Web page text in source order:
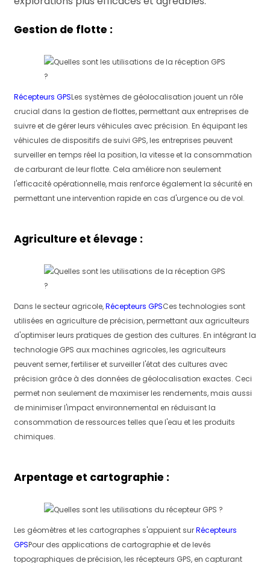
Gestion de flotte :
Récepteurs GPSLes systèmes de géolocalisation jouent un rôle
crucial dans la gestion de flottes, permettant aux entreprises de
suivre et de gérer leurs véhicules avec précision. En équipant les
véhicules de dispositifs de suivi GPS, les entreprises peuvent
surveiller en temps réel la position, la vitesse et la consommation
de carburant de leur flotte. Cela améliore non seulement
l'efficacité opérationnelle, mais renforce également la sécurité en
permettant une intervention rapide en cas d'urgence ou de vol.
Agriculture et élevage :
Dans le secteur agricole,Récepteurs GPSCes technologies sont
utilisées en agriculture de précision, permettant aux agriculteurs
d'optimiser leurs pratiques de gestion des cultures. En intégrant la
technologie GPS aux machines agricoles, les agriculteurs
peuvent semer, fertiliser et surveiller l'état des cultures avec
précision grâce à des données de géolocalisation exactes. Ceci
permet non seulement de maximiser les rendements, mais aussi
de minimiser l'impact environnemental en réduisant la
consommation de ressources telles que l'eau et les produits
chimiques.
Arpentage et cartographie :
Les géomètres et les cartographes s'appuient surRécepteurs
GPSPour des applications de cartographie et de levés
topographiques de précision, les récepteurs GPS, en capturant